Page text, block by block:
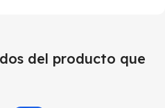
del producto que